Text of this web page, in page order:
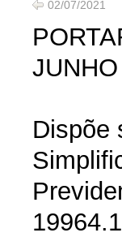
02/07/2021
Dispõe